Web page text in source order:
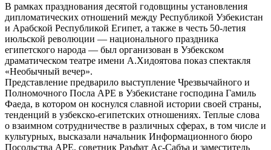
В рамках празднования десятой годовщины установления
дипломатических отношений между Республикой Узбекистан
и Арабской Республикой Египет, а также в честь 50-летия
июльской революции — национального праздника
египетского народа — был организован в Узбекском
драматическом театре имени А.Хидоятова показ спектакля
«Необычный вечер».
Представление предварило выступление Чрезвычайного и
Полномочного Посла АРЕ в Узбекистане господина Гамиль
Фаеда, в котором он коснулся славной истории своей страны,
тенденций в узбекско-египетских отношениях. Теплые слова
о взаимном сотрудничестве в различных сферах, в том числе и
культурных, высказали начальник Информационного бюро
Посольства АРЕ, советник Раъфат Ас-Сабъа и заместитель